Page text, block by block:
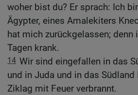
woher bist du? Er sprach: Ich
Ägypter, eines Amalekiters
hat mich zurückgelassen; denn
Tagen krank.
14 Wir sind eingefallen in das
und in Juda und in das Südland
Ziklag mit Feuer verbrannt.